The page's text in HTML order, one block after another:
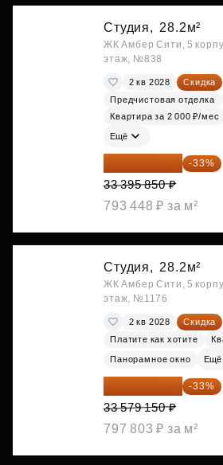
Студия, 28.2м²
ЖК Амбер Сити, 5
этаж, №838
2 кв 2028
Скидка
Предчистовая отделка
Квартира за 2 000 ₽/мес
Ещё
22 375 220 ₽ -33%
33 395 850 ₽
793 448 ₽ за м²
Студия, 28.2м²
ЖК Амбер Сити, 5
этаж, №1176
2 кв 2028 Скидка
Платите как хотите
Панорамное окно Ещё
22 498 031 ₽ -33%
33 579 150 ₽
797 803 ₽ за м²